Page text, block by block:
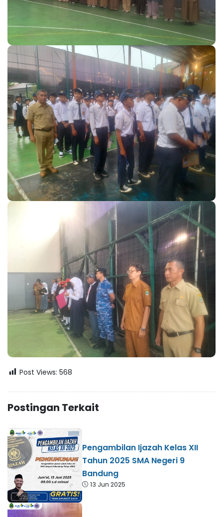
Post Views: 568
Postingan Terkait
Pengambilan Ijazah Kelas XII
Tahun 2025 SMA Negeri 9
Bandung
13 Jun 2025